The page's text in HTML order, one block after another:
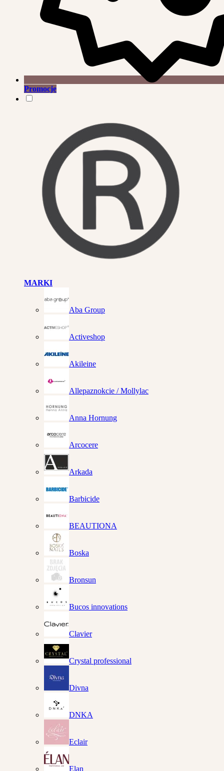
Promocje
MARKI
Aba Group
Activeshop
Akileine
Allepaznokcie / Mollylac
Anna Hornung
Arcocere
Arkada
Barbicide
BEAUTIONA
Boska
Bronsun
Bucos innovations
Clavier
Crystal professional
Divna
DNKA
Eclair
Elan